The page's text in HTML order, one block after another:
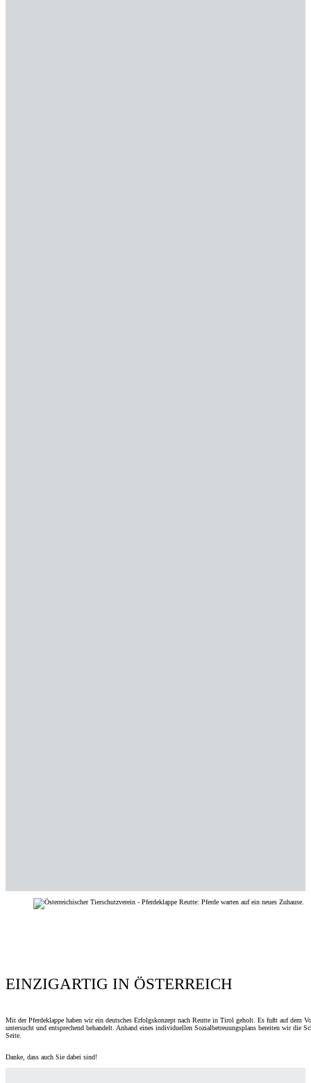
EINZIGARTIG IN ÖSTERREICH
Mit der Pferdeklappe haben wir ein deutsches Erfolgskonzept nach Reutte in Tirol geholt. Es fußt auf dem
untersucht und entsprechend behandelt. Anhand eines individuellen Sozialbetreuungsplans bereiten wir
Seite.
Danke, dass auch Sie dabei sind!